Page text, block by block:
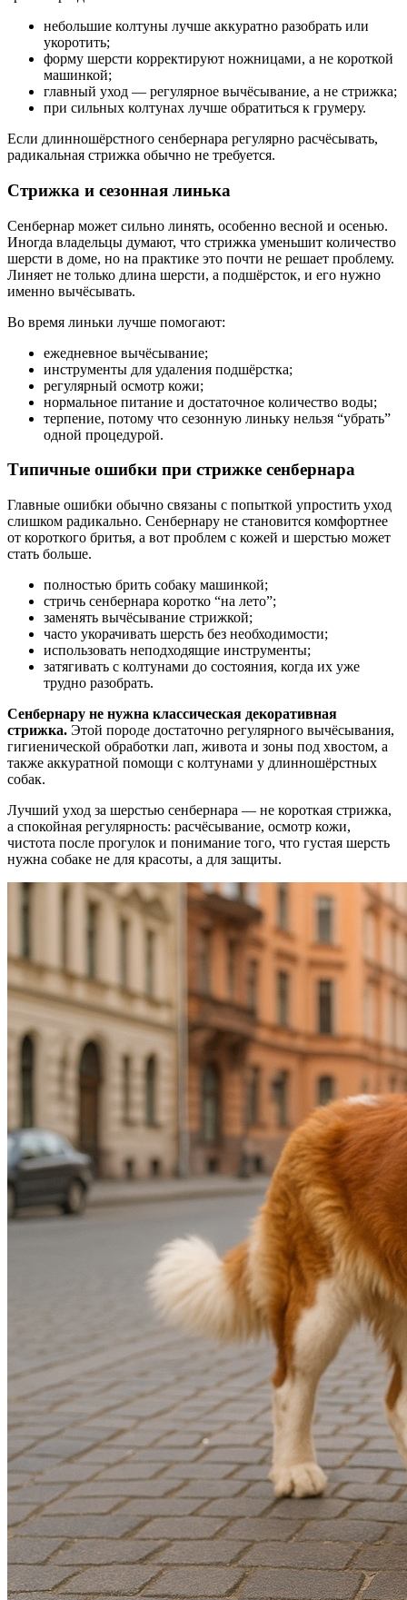
небольшие колтуны лучше аккуратно разобрать или
укоротить;
форму шерсти корректируют ножницами, а не короткой
машинкой;
главный уход — регулярное вычёсывание, а не стрижка;
при сильных колтунах лучше обратиться к грумеру.
Если длинношёрстного сенбернара регулярно расчёсывать,
радикальная стрижка обычно не требуется.
Стрижка и сезонная линька
Сенбернар может сильно линять, особенно весной и осенью.
Иногда владельцы думают, что стрижка уменьшит количество
шерсти в доме, но на практике это почти не решает проблему.
Линяет не только длина шерсти, а подшёрсток, и его нужно
именно вычёсывать.
Во время линьки лучше помогают:
ежедневное вычёсывание;
инструменты для удаления подшёрстка;
регулярный осмотр кожи;
нормальное питание и достаточное количество воды;
терпение, потому что сезонную линьку нельзя “убрать”
одной процедурой.
Типичные ошибки при стрижке сенбернара
Главные ошибки обычно связаны с попыткой упростить уход
слишком радикально. Сенбернару не становится комфортнее
от короткого бритья, а вот проблем с кожей и шерстью может
стать больше.
полностью брить собаку машинкой;
стричь сенбернара коротко “на лето”;
заменять вычёсывание стрижкой;
часто укорачивать шерсть без необходимости;
использовать неподходящие инструменты;
затягивать с колтунами до состояния, когда их уже
трудно разобрать.
Сенбернару не нужна классическая декоративная
стрижка. Этой породе достаточно регулярного вычёсывания,
гигиенической обработки лап, живота и зоны под хвостом, а
также аккуратной помощи с колтунами у длинношёрстных
собак.
Лучший уход за шерстью сенбернара — не короткая стрижка,
а спокойная регулярность: расчёсывание, осмотр кожи,
чистота после прогулок и понимание того, что густая шерсть
нужна собаке не для красоты, а для защиты.